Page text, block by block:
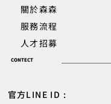
關於森森
服務流程
人才招募
CONTECT
官方LINE ID :